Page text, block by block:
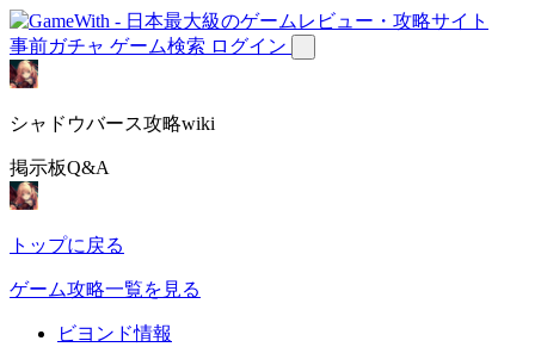
事前ガチャ ゲーム検索 ログイン
シャドウバース攻略wiki
掲示板Q&A
トップに戻る
ゲーム攻略一覧を見る
ビヨンド情報